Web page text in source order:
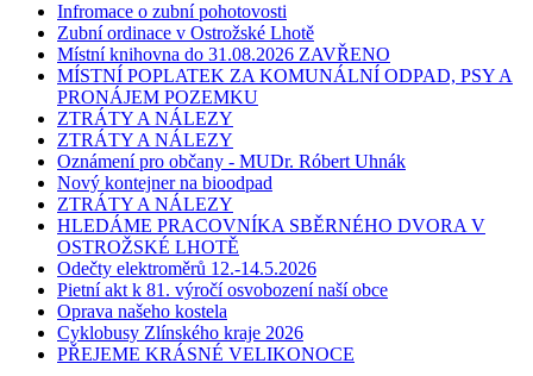
Infromace o zubní pohotovosti
Zubní ordinace v Ostrožské Lhotě
Místní knihovna do 31.08.2026 ZAVŘENO
MÍSTNÍ POPLATEK ZA KOMUNÁLNÍ ODPAD, PSY A
PRONÁJEM POZEMKU
ZTRÁTY A NÁLEZY
ZTRÁTY A NÁLEZY
Oznámení pro občany - MUDr. Róbert Uhnák
Nový kontejner na bioodpad
ZTRÁTY A NÁLEZY
HLEDÁME PRACOVNÍKA SBĚRNÉHO DVORA V
OSTROŽSKÉ LHOTĚ
Odečty elektroměrů 12.-14.5.2026
Pietní akt k 81. výročí osvobození naší obce
Oprava našeho kostela
Cyklobusy Zlínského kraje 2026
PŘEJEME KRÁSNÉ VELIKONOCE